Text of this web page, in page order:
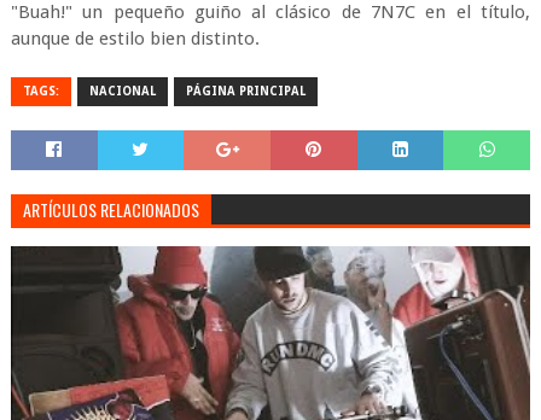
"Buah!" un pequeño guiño al clásico de 7N7C en el título,
aunque de estilo bien distinto.
TAGS: NACIONAL PÁGINA PRINCIPAL
ARTÍCULOS RELACIONADOS